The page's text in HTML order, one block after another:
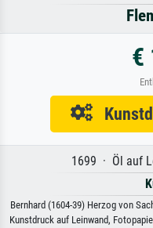
€
1699 · Öl auf
Bernhard (1604-39) Herzog von
Kunstdruck auf Leinwand,